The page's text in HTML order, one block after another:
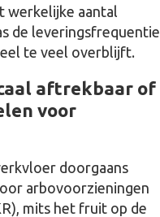
werkelijke aantal
de leveringsfrequentie
te veel overblijft.
aftrekbaar of
voor
doorgaans
arbovoorzieningen
mits het fruit op de